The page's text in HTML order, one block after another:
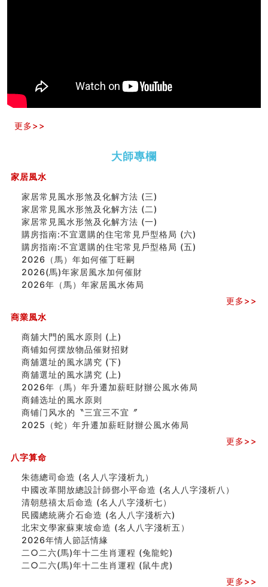
四墓库真诠
套房風水怎麼看？ 租屋風水禁忌有哪些？搬家禁忌要注
意！
精选1500个五行属金的字
八字十神与坐基关系详解
精选1000个五行属土的字
人的面相看财运
六爻算卦：测腹中胎儿是男是女
中國改革開放總設計師鄧小平命造 (名人八字淺析八）
测字（实例解释）
精选1000个五行属火的字
玄空本义(七)
刘燮鈞讲人相 手纹与命运(二)
商铺如何摆放物品催财招财
极其旺夫的女人面相
居家風水懶人包！房子煞氣怎麼看？風水禁忌有哪些？有
南半球的八字如何推排
玄空本义(六)
额相与命运
风水先生林琅仙的传说
从痣看相
姓名陰陽配置的凶吉
六爻測住宅風水 (四)
玄空本义 (五)
精选1500个五行属木的字
玄空本义 (四)
八字算命：女命八字里日坐伤官克夫？
六爻算卦：我俩之间是否还命中有未尽的缘分？
订婚就是定结婚日子吗
清朝慈禧太后命造 (名人八字淺析七）
玄空本义 (三)
飞灵山传说故事
命理解说：想请问什么时候能够遇到姻缘结婚？
商舖選址的風水講究 (下)
更多>>
大師專欄
家居風水
家居常見風水形煞及化解方法 (三)
家居常見風水形煞及化解方法 (二)
家居常見風水形煞及化解方法 (一)
購房指南:不宜選購的住宅常見戶型格局 (六)
購房指南:不宜選購的住宅常見戶型格局 (五)
2026（馬）年如何催丁旺嗣
2026(馬)年家居風水加何催財
2026年（馬）年家居風水佈局
更多>>
商業風水
商舖大門的風水原則 (上)
商铺如何摆放物品催财招财
商舖選址的風水講究 (下)
商舖選址的風水講究 (上)
2026年（馬）年升遷加薪旺財辦公風水佈局
商鋪选址的風水原则
商铺门风水的〝三宜三不宜〞
2025（蛇）年升遷加薪旺財辦公風水佈局
更多>>
八字算命
朱德總司命造 (名⼈⼋字淺析九）
中國改革開放總設計師鄧小平命造 (名人八字淺析八）
清朝慈禧太后命造 (名人八字淺析七）
民國總統蔣介石命造 (名人八字淺析六)
北宋文學家蘇東坡命造 (名人八字淺析五）
2026年情人節話情緣
二○二六(馬)年十二生肖運程 (兔龍蛇)
二○二六(馬)年十二生肖運程 (鼠牛虎)
更多>>